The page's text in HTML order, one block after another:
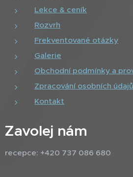
Lekce & ceník
Rozvrh
Frekventované otázky
Galerie
Obchodní podmínky a
Zpracování osobních údajů
Kontakt
Zavolej nám
recepce: +420 737 086 680